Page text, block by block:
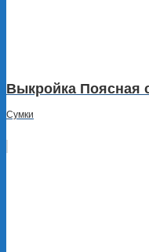
Выкройка Поясная
Сумки